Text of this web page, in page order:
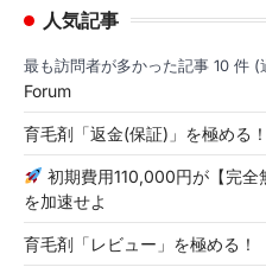
人気記事
最も訪問者が多かった記事 10 件
Forum
育毛剤「返金(保証)」を極める！
初期費用110,000円が【完
を加速せよ
育毛剤「レビュー」を極める！